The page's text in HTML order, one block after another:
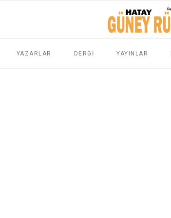
YAZARLAR DERGİ YAYINLAR